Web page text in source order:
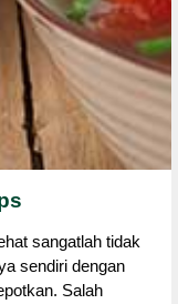
sangatlah tidak
sendiri dengan
Salah